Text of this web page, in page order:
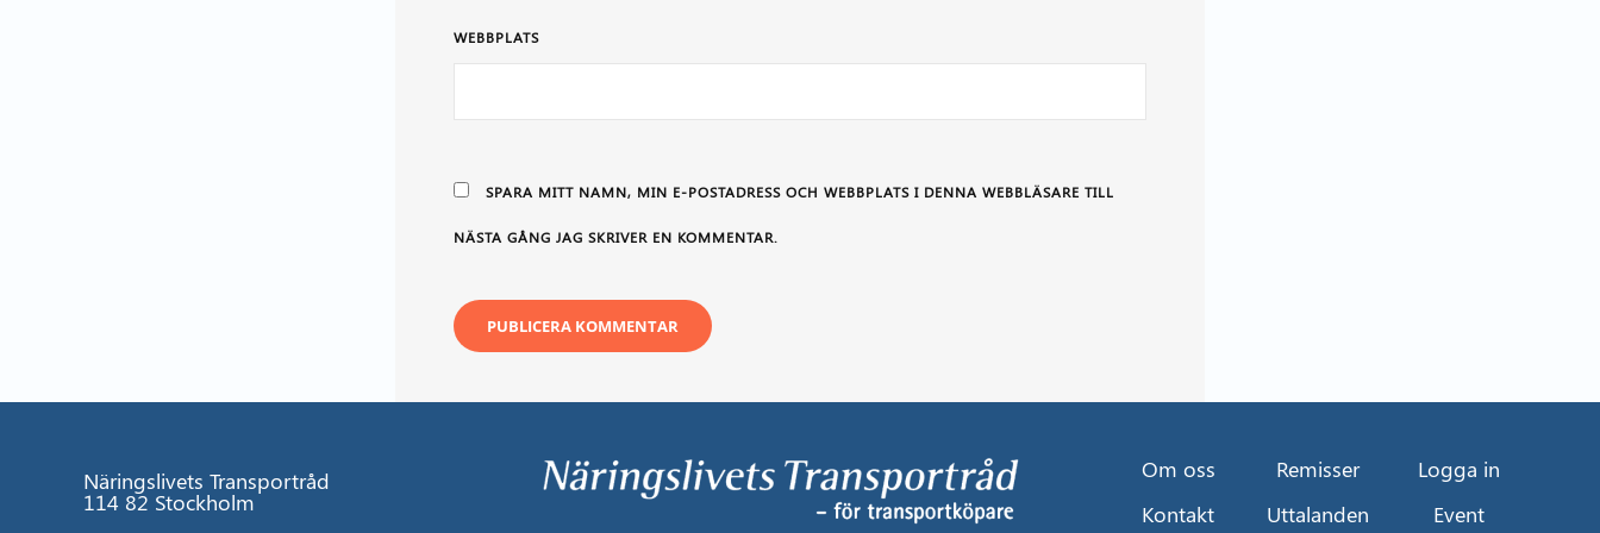
WEBBPLATS
SPARA MITT NAMN, MIN E-POSTADRESS OCH WEBBPLATS I DENNA WEBBLÄSARE TILL
NÄSTA GÅNG JAG SKRIVER EN KOMMENTAR.
Näringslivets Transportråd
114 82 Stockholm
Om oss Remisser
Logga in
Kontakt
Uttalanden Event